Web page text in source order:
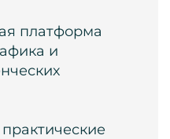
платформа
и